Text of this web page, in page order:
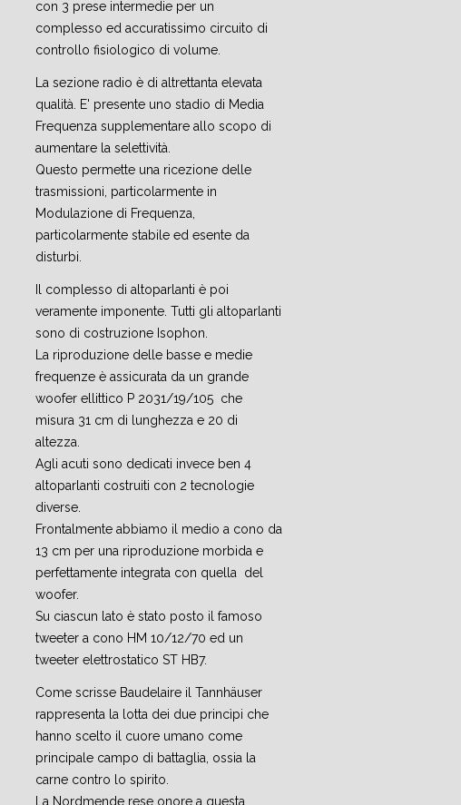
con 3 prese intermedie per un
complesso ed accuratissimo circuito di
controllo fisiologico di volume.
La sezione radio è di altrettanta elevata
qualità. E' presente uno stadio di Media
Frequenza supplementare allo scopo di
aumentare la selettività.
Questo permette una ricezione delle
trasmissioni, particolarmente in
Modulazione di Frequenza,
particolarmente stabile ed esente da
disturbi.
Il complesso di altoparlanti è poi
veramente imponente. Tutti gli altoparlanti
sono di costruzione Isophon.
La riproduzione delle basse e medie
frequenze è assicurata da un grande
woofer ellittico P 2031/19/105 che
misura 31 cm di lunghezza e 20 di
altezza.
Agli acuti sono dedicati invece ben 4
altoparlanti costruiti con 2 tecnologie
diverse.
Frontalmente abbiamo il medio a cono da
13 cm per una riproduzione morbida e
perfettamente integrata con quella del
woofer.
Su ciascun lato è stato posto il famoso
tweeter a cono HM 10/12/70 ed un
tweeter elettrostatico ST HB7.
Come scrisse Baudelaire il Tannhäuser
rappresenta la lotta dei due princìpi che
hanno scelto il cuore umano come
principale campo di battaglia, ossia la
carne contro lo spirito.
La Nordmende rese onore a questa